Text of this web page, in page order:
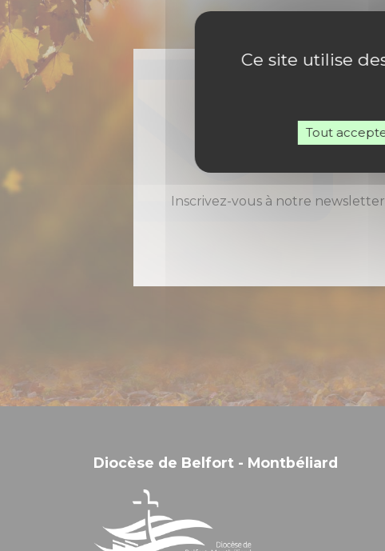
Inscrivez-vous à notre
Diocèse de Belfort - Montbéliard
Ce site utilise
Tout